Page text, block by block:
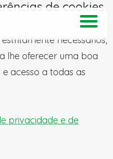
de cookies
necessários,
lhe oferecer uma boa
acesso a todas as
privacidade e de